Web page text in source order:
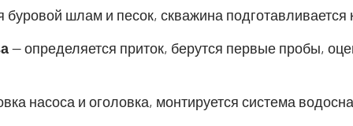
шлам и песок, скважина подготавливается
— определяется приток, берутся первые пробы,
насоса и оголовка, монтируется система